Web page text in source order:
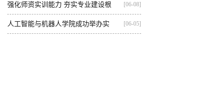
人...
强化师资实训能力 夯实专业建设根
基...
[06-08]
人工智能与机器人学院成功举办实 [06-05]